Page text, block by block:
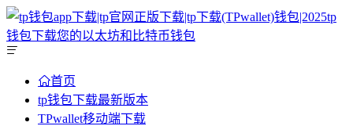
首页
tp钱包下载最新版本
TPwallet移动端下载